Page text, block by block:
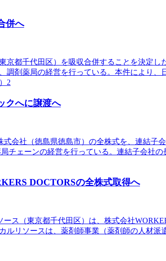
併へ
京都千代田区）を吸収合併することを決定
調剤薬局の経営を行っている。本件により
2
クへに譲渡へ
会社（徳島県徳島市）の全株式を、連結子
チェーンの経営を行っている。連結子会社
DOCTORSの全株式取得へ
ス（東京都千代田区）は、株式会社
ルリソースは、薬剤師事業（薬剤師の人材